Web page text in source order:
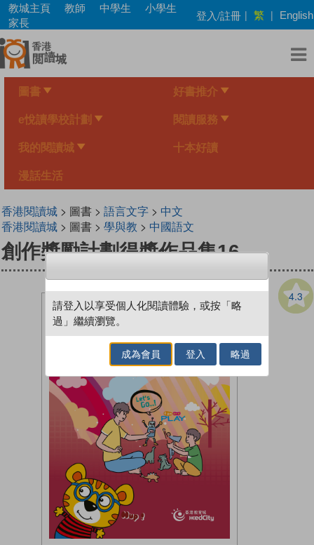
Skip
main
content
教城主頁 教師 中學生
小學生
家長
登入/註冊 | 繁 | English
圖書 好書推介
e悅讀學校計劃 閱讀服務
我的閱讀城 十本好讀
漫話生活
香港閱讀城> 圖書 > 語言文字> 中文
香港閱讀城> 圖書 > 學與教 > 中國語文
創作獎勵計劃得獎作品集16
4.3
請登入以享受個人化閱讀體驗，或按「略
過」繼續瀏覽。
成為會員 登入 略過